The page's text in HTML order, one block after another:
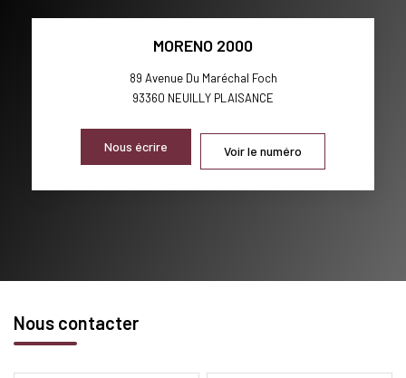
MORENO 2000
89 Avenue Du Maréchal Foch
93360 NEUILLY PLAISANCE
Nous écrire Voir le numéro
Nous contacter